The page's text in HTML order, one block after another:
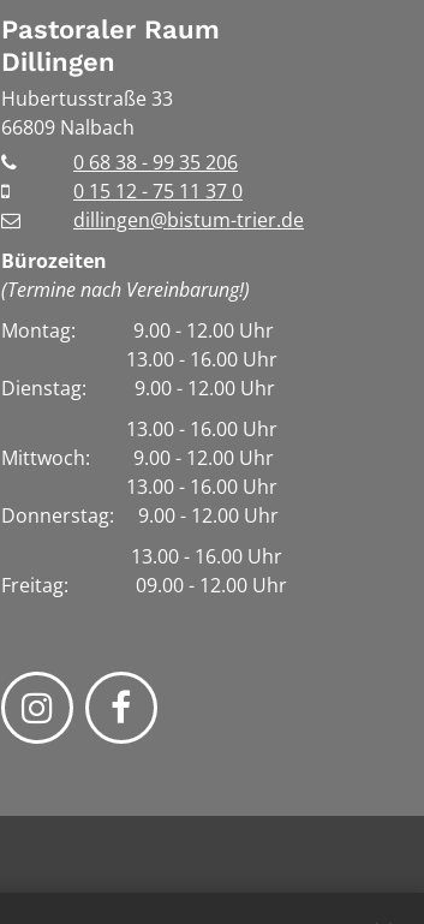
Pastoraler Raum
Dillingen
Hubertusstraße 33
66809 Nalbach
0 68 38 - 99 35 206
0 15 12 - 75 11 37 0
dillingen@bistum-trier.de
Bürozeiten
(Termine nach Vereinbarung!)
Montag: 9.00 - 12.00 Uhr
13.00 - 16.00 Uhr
Dienstag:
9.00 - 12.00 Uhr
13.00 - 16.00 Uhr
Mittwoch: 9.00 - 12.00 Uhr
13.00 - 16.00 Uhr
Donnerstag: 9.00 - 12.00 Uhr
13.00 - 16.00 Uhr
Freitag: 09.00 - 12.00 Uhr